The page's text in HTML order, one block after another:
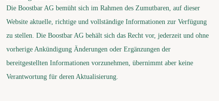
Die Boostbar AG bemüht sich im Rahmen des Zumutbaren, auf dieser
Website aktuelle, richtige und vollständige Informationen zur Verfügung
zu stellen. Die Boostbar AG behält sich das Recht vor, jederzeit und ohne
vorherige Ankündigung Änderungen oder Ergänzungen der
bereitgestellten Informationen vorzunehmen, übernimmt aber keine
Verantwortung für deren Aktualisierung.